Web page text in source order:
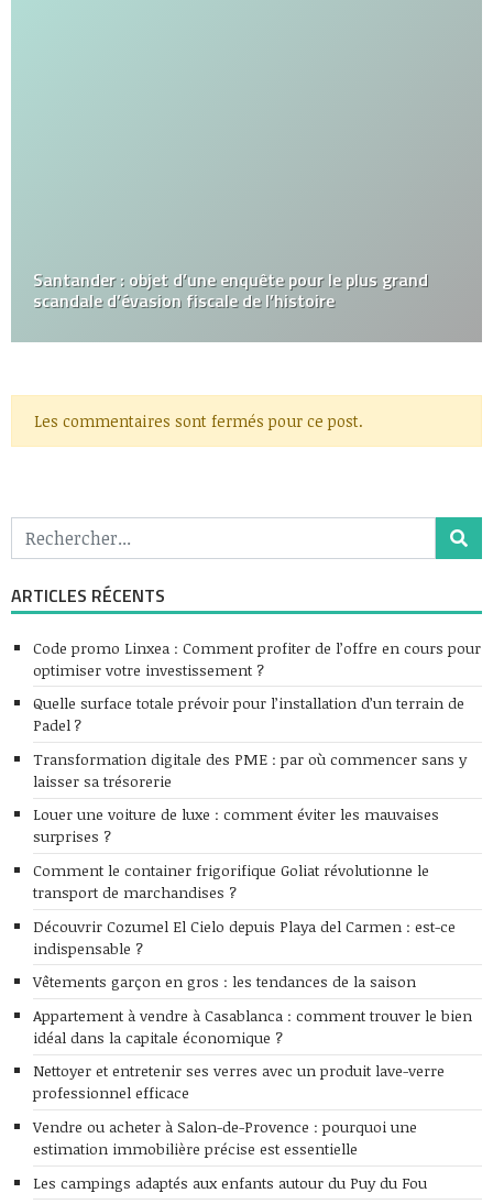
Santander : objet d’une enquête pour le plus grand
scandale d’évasion fiscale de l’histoire
Les commentaires sont fermés pour ce post.
ARTICLES RÉCENTS
Code promo Linxea : Comment profiter de l’offre en cours pour
optimiser votre investissement ?
Quelle surface totale prévoir pour l’installation d’un terrain de
Padel ?
Transformation digitale des PME : par où commencer sans y
laisser sa trésorerie
Louer une voiture de luxe : comment éviter les mauvaises
surprises ?
Comment le container frigorifique Goliat révolutionne le
transport de marchandises ?
Découvrir Cozumel El Cielo depuis Playa del Carmen : est-ce
indispensable ?
Vêtements garçon en gros : les tendances de la saison
Appartement à vendre à Casablanca : comment trouver le bien
idéal dans la capitale économique ?
Nettoyer et entretenir ses verres avec un produit lave-verre
professionnel efficace
Vendre ou acheter à Salon-de-Provence : pourquoi une
estimation immobilière précise est essentielle
Les campings adaptés aux enfants autour du Puy du Fou